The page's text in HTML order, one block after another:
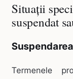
Situații
suspendat
Termenele